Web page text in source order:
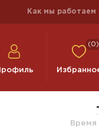
Как мы работаем
(0)
Время